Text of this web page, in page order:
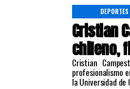
Cristian
chileno,
Cristian
profesionalismo
la Universidad de
DEPORTES